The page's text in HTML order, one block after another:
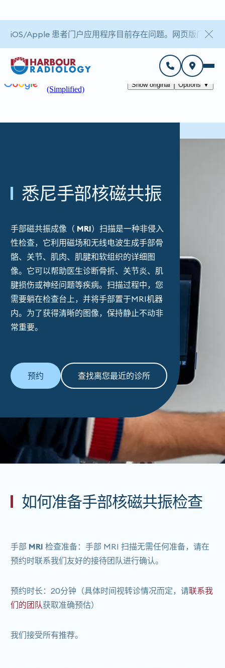
悉尼手部核磁共振
手部磁共振成像（ MRI）扫描是一种非侵入
性检查，它利用磁场和无线电波生成手部骨
骼、关节、肌肉、肌腱和软组织的详细图
像。它可以帮助医生诊断骨折、关节炎、肌
腱损伤或神经问题等疾病。扫描过程中，您
需要躺在检查台上，并将手部置于MRI机器
内。为了获得清晰的图像，保持静止不动非
常重要。
预约 查找离您最近的诊所
如何准备手部核磁共振检查
手部 MRI 检查准备：手部 MRI 扫描无需任何准备，请在
预约时联系我们友好的接待团队进行确认。
预约时长 ：20分钟（具体时间视转诊情况而定，请联系我
们的团队获取准确预估）
我们接受所有推荐。
iOS/Apple 患者门户应用程序目前存在问题。网页版门户网